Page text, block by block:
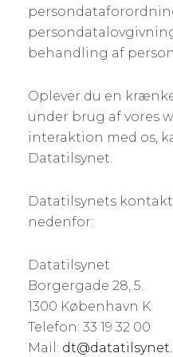
behandling af
Oplever du en
under brug af vores
interaktion med os,
Datatilsynet.
Datatilsynets
nedenfor:
Datatilsynet
Borgergade 28, 5.
1300 København K
Telefon: 33 19 32 00
Mail: